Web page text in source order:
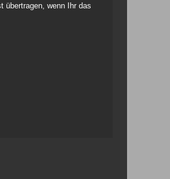
übertragen, wenn Ihr das